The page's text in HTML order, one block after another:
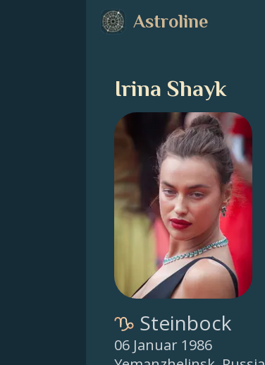
Astroline
Irina Shayk
Steinbock
06 Januar 1986